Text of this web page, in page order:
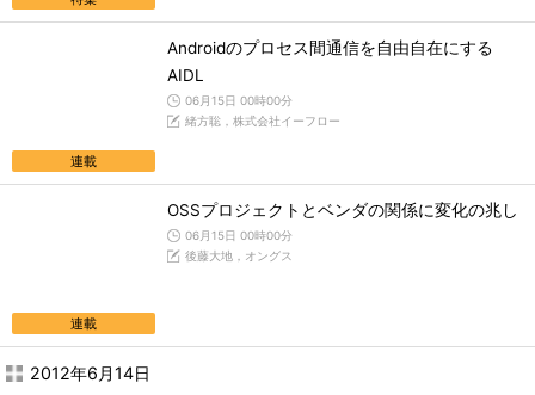
連載
Androidのプロセス間通信を自由自在にする
AIDL
06月15日 00時00分
緒方聡，株式会社イーフロー
連載
OSSプロジェクトとベンダの関係に変化の兆し
06月15日 00時00分
後藤大地，オングス
2012年6月14日